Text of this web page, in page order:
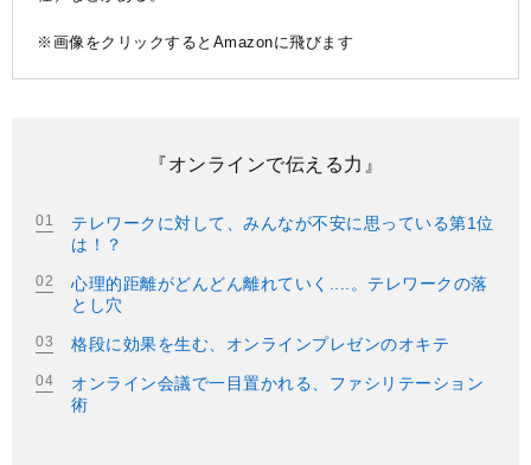
※画像をクリックするとAmazonに飛びます
『オンラインで伝える力』
テレワークに対して、みんなが不安に思っている第1位
は！？
心理的距離がどんどん離れていく....。テレワークの落
とし穴
格段に効果を生む、オンラインプレゼンのオキテ
オンライン会議で一目置かれる、ファシリテーション
術